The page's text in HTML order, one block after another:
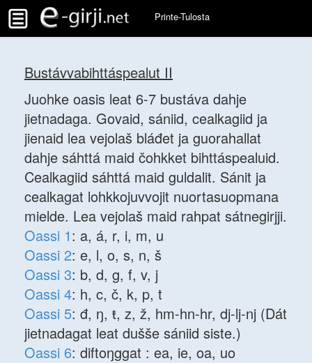
Printe-Tulosta
Bustávvabihttáspealut II
Juohke oasis leat 6-7 bustáva dahje
jietnadaga. Govaid, sániid, cealkagiid ja
jienaid lea vejolaš bláđet ja guorahallat
dahje sáhttá maid čohkket bihttáspealuid.
Cealkagiid sáhttá maid guldalit. Sánit ja
cealkagat lohkkojuvvojit nuortasuopmana
mielde. Lea vejolaš maid rahpat sátnegirjji.
Oassi 1: a, á, r, i, m, u
Oassi 2: e, l, o, s, n, š
Oassi 3: b, d, g, f, v, j
Oassi 4: h, c, č, k, p, t
Oassi 5: đ, ŋ, ŧ, z, ž, hm-hn-hr, dj-lj-nj (Dát
jietnadagat leat dušše sániid siste.)
Oassi 6: diftoŋggat : ea, ie, oa, uo